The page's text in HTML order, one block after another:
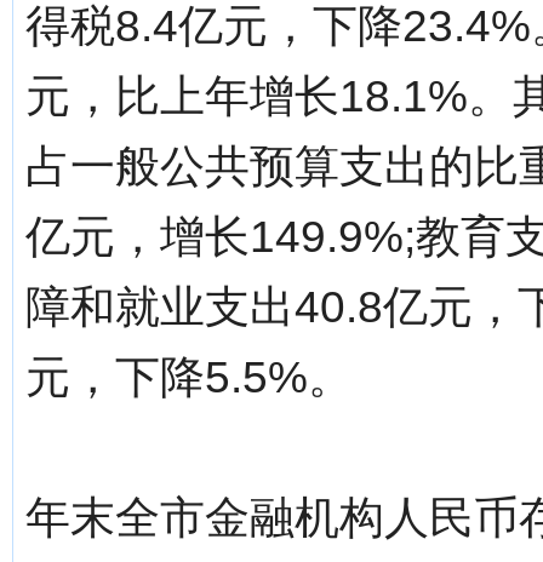
得税8.4亿元，下降
元，比上年增长18.1%。
占一般公共预算支出的比
亿元，增长149.9%;教育
障和就业支出40.8亿元，
元，下降5.5%。
年末全市金融机构人民币